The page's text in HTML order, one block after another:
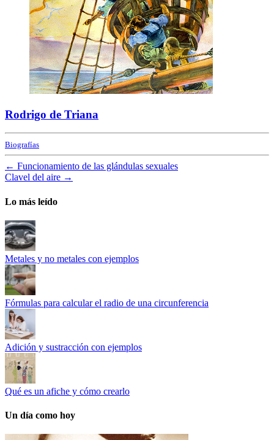
Rodrigo de Triana
Biografías
← Funcionamiento de las glándulas sexuales
Clavel del aire →
Lo más leído
Metales y no metales con ejemplos
Fórmulas para calcular el radio de una circunferencia
Adición y sustracción con ejemplos
Qué es un afiche y cómo crearlo
Un día como hoy